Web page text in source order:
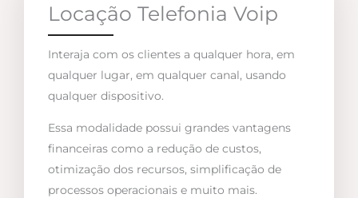
Locação Telefonia Voip
Interaja com os clientes a qualquer hora, em
qualquer lugar, em qualquer canal, usando
qualquer dispositivo.
Essa modalidade possui grandes vantagens
financeiras como a redução de custos,
otimização dos recursos, simplificação de
processos operacionais e muito mais.